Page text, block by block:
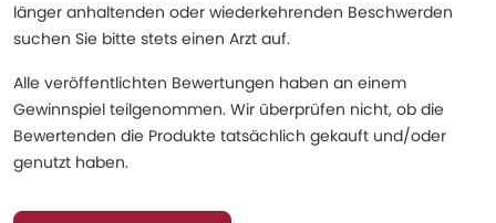
länger anhaltenden oder wiederkehrenden Beschwerden
suchen Sie bitte stets einen Arzt auf.
Alle veröffentlichten Bewertungen haben an einem
Gewinnspiel teilgenommen. Wir überprüfen nicht, ob die
Bewertenden die Produkte tatsächlich gekauft und/oder
genutzt haben.